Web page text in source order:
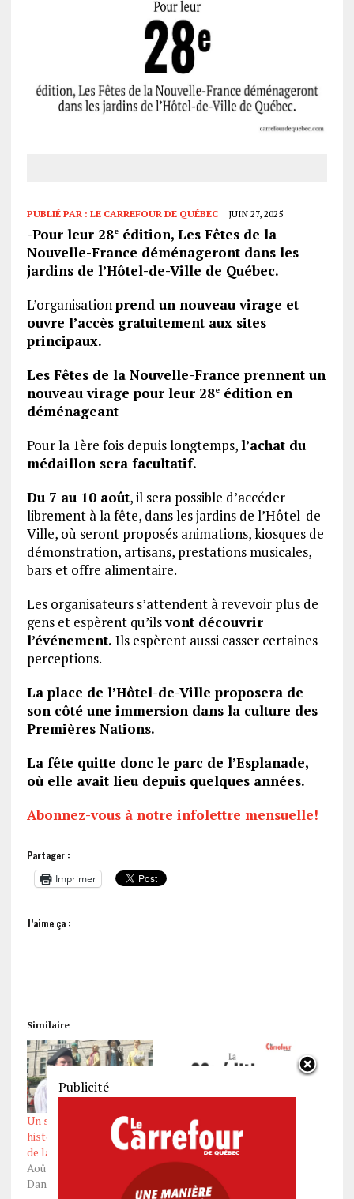
PUBLIÉ PAR : LE CARREFOUR DE QUÉBEC JUIN 27, 2025
-Pour leur 28e édition, Les Fêtes de la
Nouvelle-France déménageront dans les
jardins de l’Hôtel-de-Ville de Québec.
L’organisationprend un nouveau virage et
ouvre l’accès gratuitement aux sites
principaux.
Les Fêtes de la Nouvelle-France prennent un
nouveau virage pour leur 28eédition en
déménageant
Pour la 1ère fois depuis longtemps,l’achat du
médaillon sera facultatif.
Du 7 au 10 août, il sera possible d’accéder
librement à la fête, dans les jardins de l’Hôtel-de-
Ville, où seront proposés animations, kiosques de
démonstration, artisans, prestations musicales,
bars et offre alimentaire.
Les organisateurs s’attendent à revevoir plus de
gens et espèrent qu’ilsvont découvrir
l’événement. Ils espèrent aussi casser certaines
perceptions.
La place de l’Hôtel-de-Ville proposera de
son côté une immersion dans la culture des
Premières Nations.
La fête quitte donc le parc de l’Esplanade,
où elle avait lieu depuis quelques années.
Abonnez-vous à notre infolettre mensuelle!
Partager :
Imprimer
J’aime ça :
Similaire
Un spectacle immersif
historique pour les Fêtes
de la Nouvelle-France
Août 5, 2025
Dans "Actualités"
Le chiffre du jour: 29e
Juil 1, 2026
Dans "Actualités"